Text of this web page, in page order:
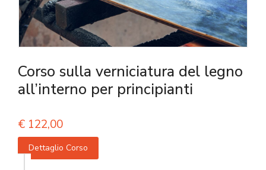
Corso sulla verniciatura del legno
all’interno per principianti
€ 122,00
Dettaglio Corso